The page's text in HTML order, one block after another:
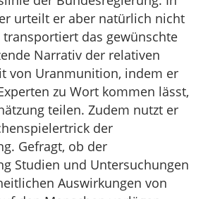
urteilt er aber natürlich nicht
das gewünschte
Narrativ der relativen
von Uranmunition, indem er
zu Wort kommen lässt,
teilen. Zudem nutzt er
der
Gefragt, ob der
Studien und Untersuchungen
Auswirkungen von